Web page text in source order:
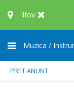
Ilfov
Muzica /
PRET ANUNT